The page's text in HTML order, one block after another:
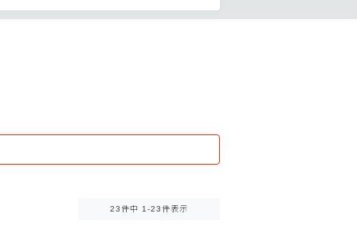
BOTTOMSSKIRT
23件中 1-23件表示